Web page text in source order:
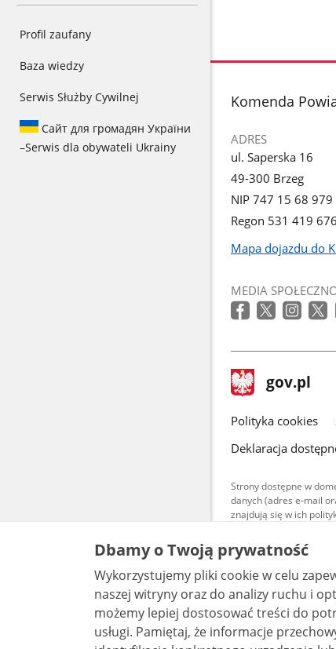
Profil zaufany
Baza wiedzy
Serwis Służby Cywilnej
Сайт для громадян України
–Serwis dla obywateli Ukrainy
stopka
Komenda
ADRES
ul. Saperska 16
49-300 Brzeg
NIP 747 15 68 979
Regon 531 419 676
Mapa dojazdu do
się
w
MEDIA
stopka
gov.pl Strona
gov.pl
gov.pl
Polityka cookies
Deklaracja
Strony dostępne w
danych (adres e-mail
znajdują się w ich
Treści
są
bez
Dbamy o Twoją prywatność
Wykorzystujemy pliki cookie w celu
naszej witryny oraz do analizy ruchu i
możemy lepiej dostosować treści do
usługi. Pamiętaj, że informacje przechowywane w plikach cookie mogą pozwalać na